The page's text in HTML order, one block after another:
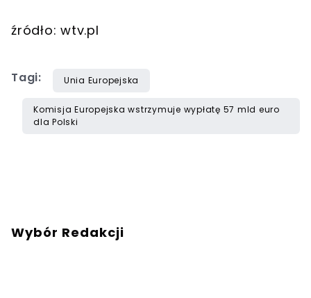
źródło: wtv.pl
Tagi: Unia Europejska
Komisja Europejska wstrzymuje wypłatę 57 mld euro
dla Polski
Wybór Redakcji